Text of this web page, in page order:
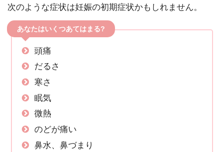
次のような症状は妊娠の初期症状かもしれません。
あなたはいくつあてはまる?
頭痛
だるさ
寒さ
眠気
微熱
のどが痛い
鼻水、鼻づまり